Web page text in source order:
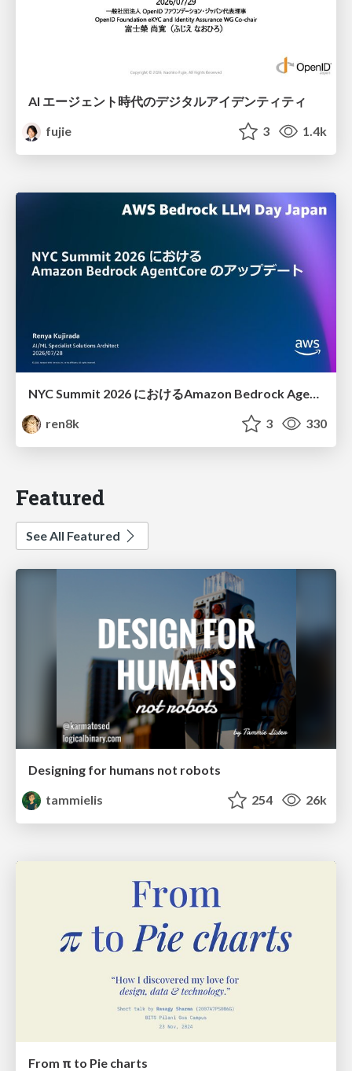
AI エージェント時代のデジタルアイデンティティ
fujie
3 1.4k
NYC Summit 2026 における Amazon Bedrock AgentCore のアップデート
ren8k
3 330
Featured
See All Featured
Designing for humans not robots
tammielis
254 26k
From π to Pie charts